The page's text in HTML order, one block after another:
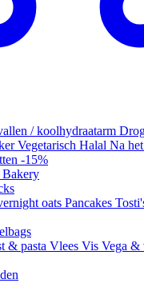
/ koolhydraatarm
Vegetarisch Halal Na
-15%
Bakery
oats Pancakes
& pasta Vlees Vis Vega &